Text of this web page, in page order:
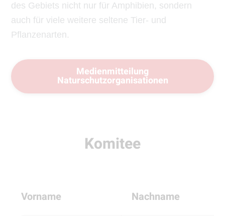
des Gebiets nicht nur für Amphibien, sondern
auch für viele weitere seltene Tier- und
Pflanzenarten.
Medienmitteilung
Naturschutzorganisationen
Komitee
Vorname Nachname